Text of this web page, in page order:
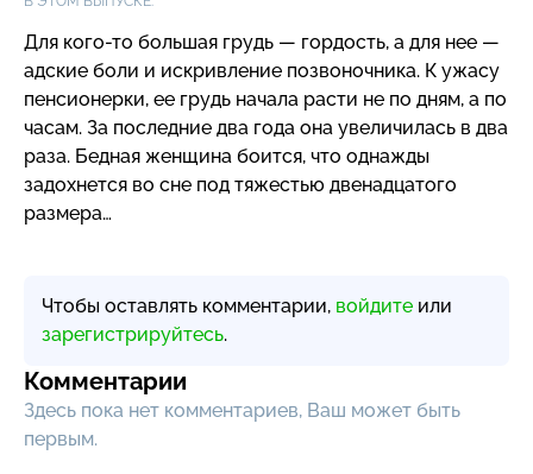
Для кого-то большая грудь — гордость, а для нее —
адские боли и искривление позвоночника. К ужасу
пенсионерки, ее грудь начала расти не по дням, а по
часам. За последние два года она увеличилась в два
раза. Бедная женщина боится, что однажды
задохнется во сне под тяжестью двенадцатого
размера…
Чтобы оставлять комментарии, войдите или
зарегистрируйтесь.
Комментарии
Здесь пока нет комментариев, Ваш может быть
первым.